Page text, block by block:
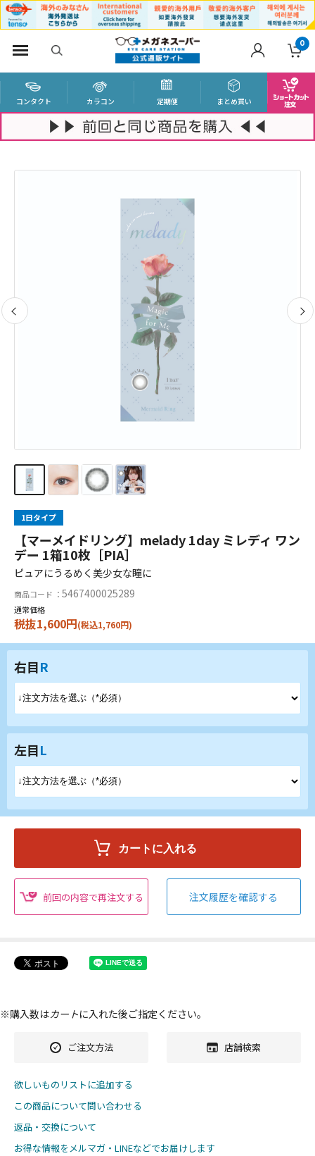
0
コンタクト カラコン 定期便 まとめ買い
1日タイプ
【マーメイドリング】melady 1day ミレディ ワン
デー 1箱10枚［PIA］
ピュアにうるめく美少女な瞳に
商品コード ： 5467400025289
通常価格
税抜1,600円(税込1,760円)
右目R
左目L
前回の内容で再注文する 注文履歴を確認する
※購入数はカートに入れた後ご指定ください。
ご注文方法 店舗検索
欲しいものリストに追加する
この商品について問い合わせる
返品・交換について
お得な情報をメルマガ・LINEなどでお届けします